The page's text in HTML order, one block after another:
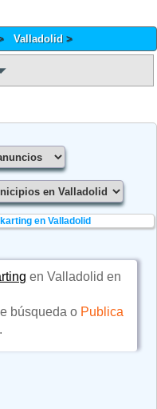
Valladolid
en Valladolid
en Valladolid en
búsqueda o Publica